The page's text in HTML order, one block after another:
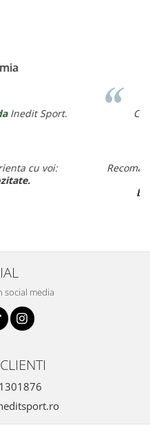
Inedit Sport.
pt rapiditate, calitate si pret
social media